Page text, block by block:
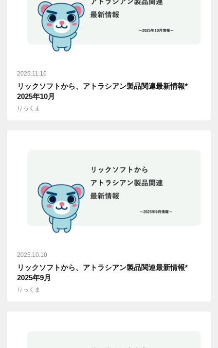
2025.11.10
リックソフトから、アトラシアン製品関連最新情報*
2025年10月
りっくま
2025.10.10
リックソフトから、アトラシアン製品関連最新情報*
2025年9月
りっくま